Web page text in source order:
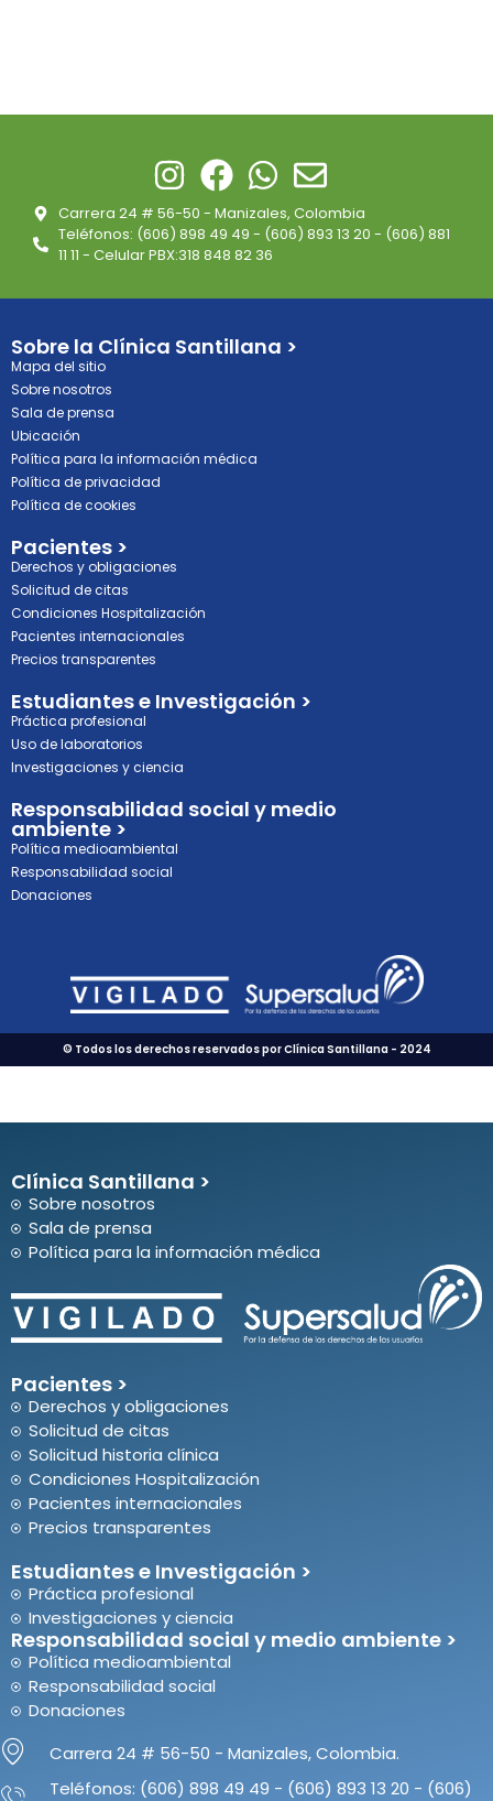
Carrera 24 # 56-50 - Manizales, Colombia
Teléfonos: (606) 898 49 49 - (606) 893 13 20 - (606) 881
11 11 - Celular PBX:318 848 82 36
Sobre la Clínica Santillana >
Mapa del sitio
Sobre nosotros
Sala de prensa
Ubicación
Política para la información médica
Política de privacidad
Política de cookies
Pacientes >
Derechos y obligaciones
Solicitud de citas
Condiciones Hospitalización
Pacientes internacionales
Precios transparentes
Estudiantes e Investigación >
Práctica profesional
Uso de laboratorios
Investigaciones y ciencia
Responsabilidad social y medio
ambiente >
Política medioambiental
Responsabilidad social
Donaciones
© Todos los derechos reservados por Clínica Santillana - 2024
Clínica Santillana >
Sobre nosotros
Sala de prensa
Política para la información médica
Pacientes >
Derechos y obligaciones
Solicitud de citas
Solicitud historia clínica
Condiciones Hospitalización
Pacientes internacionales
Precios transparentes
Estudiantes e Investigación >
Práctica profesional
Investigaciones y ciencia
Responsabilidad social y medio ambiente >
Política medioambiental
Responsabilidad social
Donaciones
Carrera 24 # 56-50 - Manizales, Colombia.
Teléfonos: (606) 898 49 49 - (606) 893 13 20 - (606)